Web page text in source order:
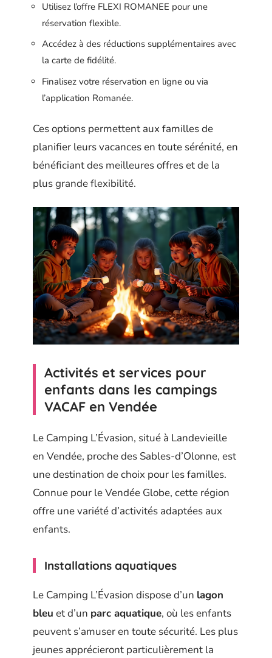
Utilisez l’offre FLEXI ROMANEE pour une
réservation flexible.
Accédez à des réductions supplémentaires avec
la carte de fidélité.
Finalisez votre réservation en ligne ou via
l’application Romanée.
Ces options permettent aux familles de
planifier leurs vacances en toute sérénité, en
bénéficiant des meilleures offres et de la
plus grande flexibilité.
Activités et services pour
enfants dans les campings
VACAF en Vendée
Le Camping L’Évasion, situé à Landevieille
en Vendée, proche des Sables-d’Olonne, est
une destination de choix pour les familles.
Connue pour le Vendée Globe, cette région
offre une variété d’activités adaptées aux
enfants.
Installations aquatiques
Le Camping L’Évasion dispose d’un lagon
bleu et d’un parc aquatique, où les enfants
peuvent s’amuser en toute sécurité. Les plus
jeunes apprécieront particulièrement la